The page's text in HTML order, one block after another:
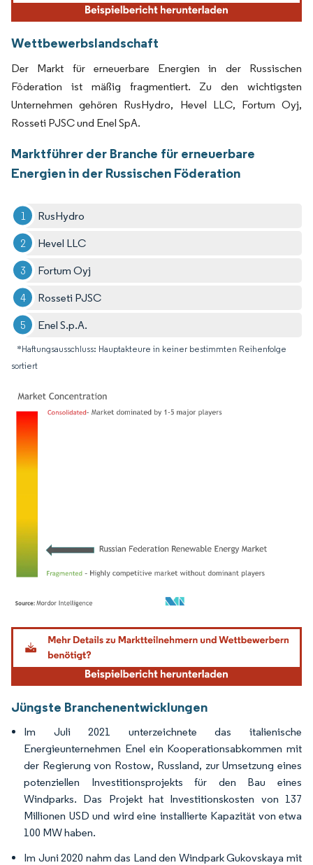
Wettbewerbslandschaft
Der Markt für erneuerbare Energien in der Russischen
Föderation ist mäßig fragmentiert. Zu den wichtigsten
Unternehmen gehören RusHydro, Hevel LLC, Fortum Oyj,
Rosseti PJSC und Enel SpA.
Marktführer der Branche für erneuerbare
Energien in der Russischen Föderation
RusHydro
Hevel LLC
Fortum Oyj
Rosseti PJSC
Enel S.p.A.
*Haftungsausschluss: Hauptakteure in keiner bestimmten Reihenfolge
sortiert
Bild © Mordor Intelligence. Wiederverwendung erfordert Namensnennung gemäß
Jüngste Branchenentwicklungen
Im Juli 2021 unterzeichnete das italienische
Energieunternehmen Enel ein Kooperationsabkommen mit
der Regierung von Rostow, Russland, zur Umsetzung eines
potenziellen Investitionsprojekts für den Bau eines
Windparks. Das Projekt hat Investitionskosten von 137
Millionen USD und wird eine installierte Kapazität von etwa
100 MW haben.
Im Juni 2020 nahm das Land den Windpark Gukovskaya mit